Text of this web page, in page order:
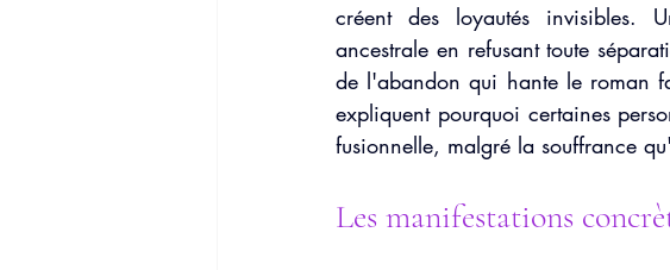
créent des loyautés invisibles.
ancestrale en refusant toute
de l'abandon qui hante le roman
expliquent pourquoi certaines
fusionnelle, malgré la souffrance
Les manifestations